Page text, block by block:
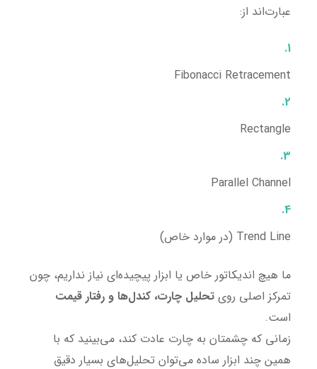
عبارت‌اند از:
Fibonacci Retracement
Rectangle
Parallel Channel
Trend Line (در موارد خاص)
ما هیچ اندیکاتور خاص یا ابزار پیچیده‌ای نیاز نداریم، چون
تمرکز اصلی رویتحلیل چارت، کندل‌ها و رفتار قیمت
است.
زمانی که چشمتان به چارت عادت کند، می‌بینید که با
همین چند ابزار ساده می‌توان تحلیل‌های بسیار دقیق